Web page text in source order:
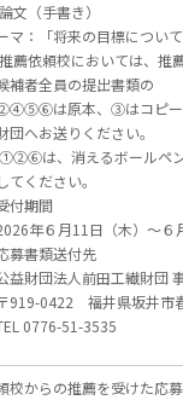
（手書き）
：「将来の目標につい
薦依頼校においては、推
補者全員の提出書類の
は原本、③はコピーを
団へお送りください。
、消えるボールペン
てください。
付期間
６月11日（木）～６
募書類送付先
団法人前田工繊財団
0422 福井県坂井市春
51-3535
校からの推薦を受けた応